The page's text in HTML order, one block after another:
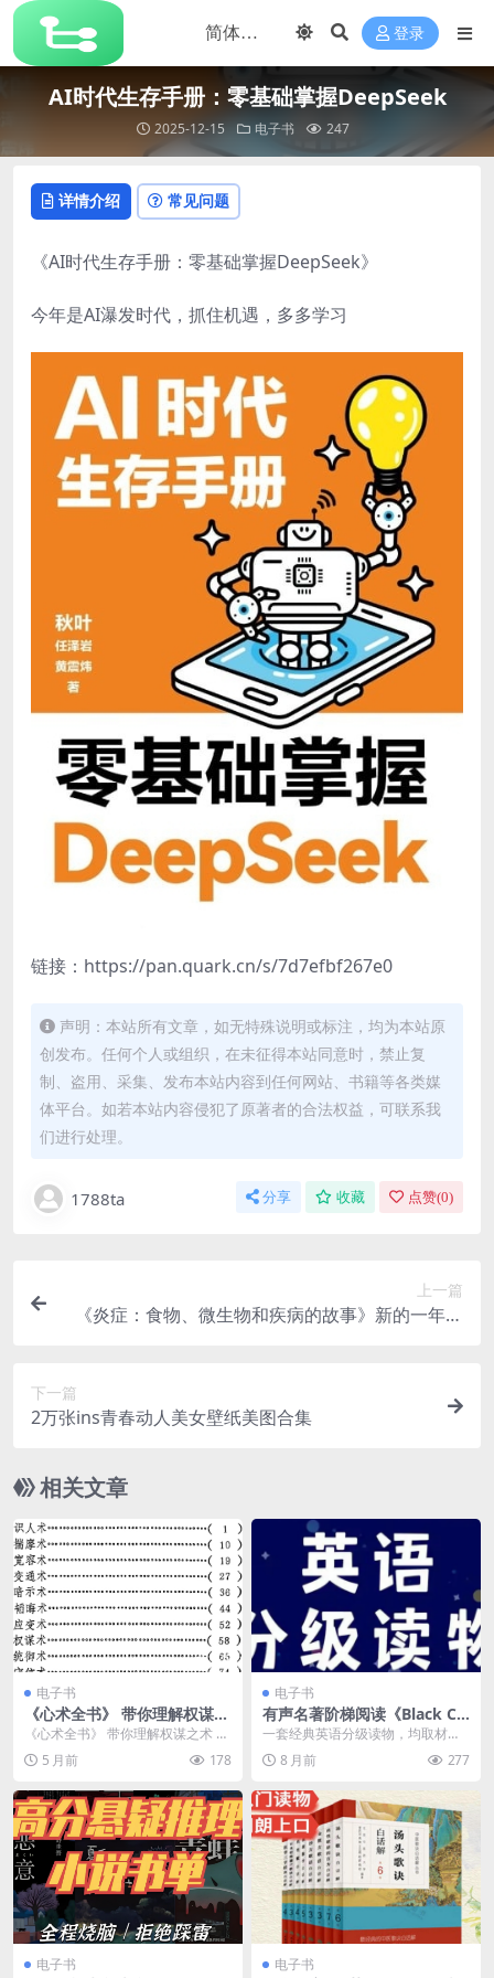
登录
AI时代生存手册：零基础掌握DeepSeek
2025-12-15 电子书 247
详情介绍 常见问题
《AI时代生存手册：零基础掌握DeepSeek》
今年是AI瀑发时代，抓住机遇，多多学习
链接：https://pan.quark.cn/s/7d7efbf267e0
声明：本站所有文章，如无特殊说明或标注，均为本站原
创发布。任何个人或组织，在未征得本站同意时，禁止复
制、盗用、采集、发布本站内容到任何网站、书籍等各类媒
体平台。如若本站内容侵犯了原著者的合法权益，可联系我
们进行处理。
1788ta 分享 收藏 点赞(0)
上一篇
《炎症：食物、微生物和疾病的故事》新的一年希
下一篇
2万张ins青春动人美女壁纸美图合集
相关文章
电子书
《心术全书》 带你理解权谋之
术 直接长心眼子
《心术全书》 带你理解权谋之术 直
接长心眼子 链接：https://pan.qu...
5 月前 178
电子书
有声名著阶梯阅读《Black Ca
t 黑猫系列 (1-6) 》
一套经典英语分级读物，均取材于
各种体裁的英美经典小说或故事，
适合不同年龄段的学生...
8 月前 277
电子书 电子书